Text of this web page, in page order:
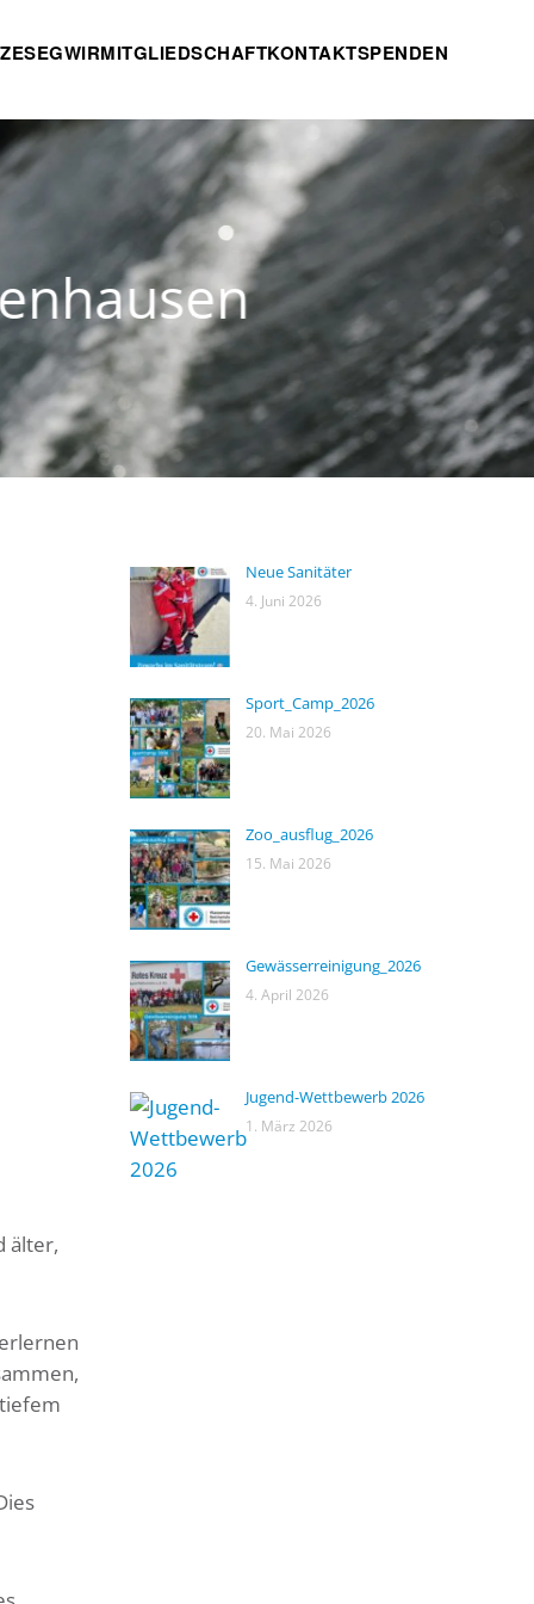
SEGWIRMITGLIEDSCHAFTKONTAKTSPENDEN
älter,
Neue Sanitäter
4. Juni 2026
Sport_Camp_2026
20. Mai 2026
Zoo_ausflug_2026
15. Mai 2026
Gewässerreinigung_2026
4. April 2026
Jugend-Wettbewerb 2026
1. März 2026